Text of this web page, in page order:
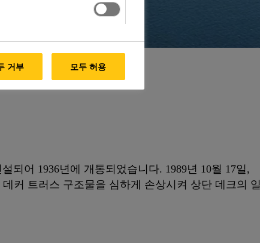
되어 1936년에 개통되었습니다. 1989년 10월 17일,
커 트러스 구조물을 심하게 손상시켜 상단 데크의 일
거부 모두 허용